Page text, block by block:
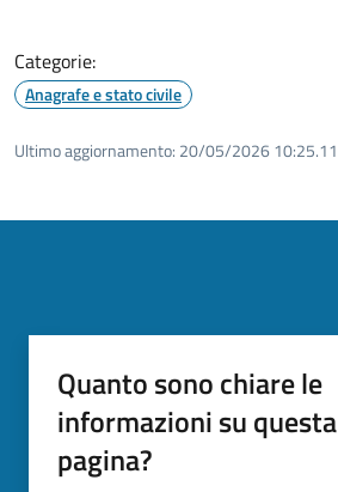
Categorie:
Anagrafe e stato civile
Ultimo aggiornamento: 20/05/2026 10:25.11
Quanto sono chiare le
informazioni su questa
pagina?